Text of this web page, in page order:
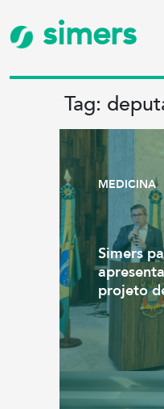
simers
Tag:
MEDICINA
Simers
projeto